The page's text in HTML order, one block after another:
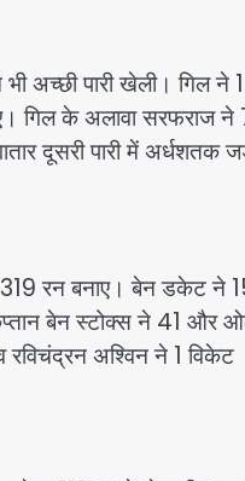
अच्छी पारी खेली। गिल ने
गिल के अलावा सरफराज ने
दूसरी पारी में अर्धशतक
रन बनाए। बेन डकेट ने
बेन स्टोक्स ने 41 और
अश्विन ने 1 विकेट